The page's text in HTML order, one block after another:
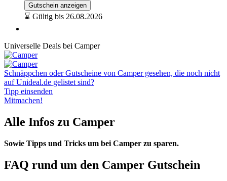
Gutschein anzeigen
⌛ Gültig bis 26.08.2026
Universelle Deals bei Camper
Schnäppchen oder Gutscheine von Camper gesehen, die noch nicht
auf Unideal.de gelistet sind?
Tipp einsenden
Mitmachen!
Alle Infos zu Camper
Sowie Tipps und Tricks um bei Camper zu sparen.
FAQ rund um den Camper Gutschein